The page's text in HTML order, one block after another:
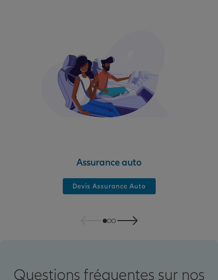
Assurance auto
Devis Assurance Auto
Questions fréquentes sur nos